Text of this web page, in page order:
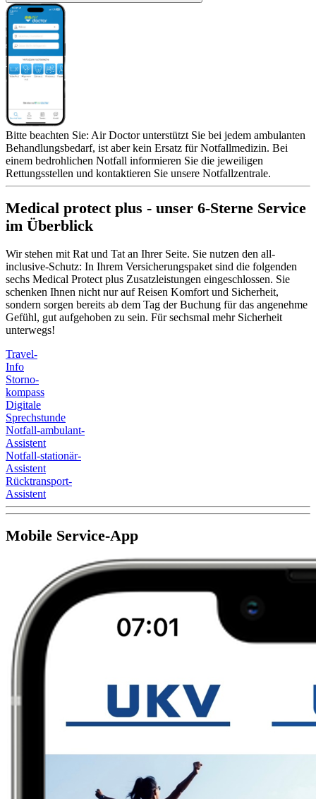
Bitte beachten Sie: Air Doctor unterstützt Sie bei jedem ambulanten
Behandlungsbedarf, ist aber kein Ersatz für Notfallmedizin. Bei
einem bedrohlichen Notfall informieren Sie die jeweiligen
Rettungsstellen und kontaktieren Sie unsere Notfallzentrale.
Medical protect plus - unser 6-Sterne Service
im Überblick
Wir stehen mit Rat und Tat an Ihrer Seite. Sie nutzen den all-
inclusive-Schutz: In Ihrem Versicherungspaket sind die folgenden
sechs Medical Protect plus Zusatzleistungen eingeschlossen. Sie
schenken Ihnen nicht nur auf Reisen Komfort und Sicherheit,
sondern sorgen bereits ab dem Tag der Buchung für das angenehme
Gefühl, gut aufgehoben zu sein. Für sechsmal mehr Sicherheit
unterwegs!
Travel-
Info
Storno-
kompass
Digitale
Sprechstunde
Notfall-ambulant-
Assistent
Notfall-stationär-
Assistent
Rücktransport-
Assistent
Mobile Service-App